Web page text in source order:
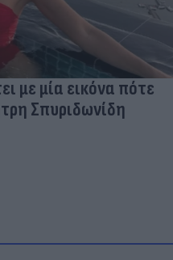
με μία εικόνα πότε
Σπυριδωνίδη